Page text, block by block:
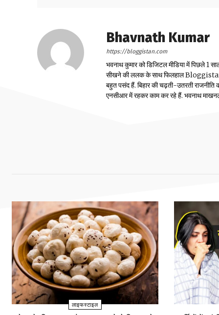
Bhavnath Kumar
https://bloggistan.com
भवनाथ कुमार को डिजिटल मीडिया में पिछले
सीखने की ललक के साथ फिलहाल Bloggistan में
बहुत पसंद हैं. बिहार की चढ़ती-उतरती
एनसीआर में रहकर काम कर रहे हैं. भवनाथ
लाइफस्टाइल